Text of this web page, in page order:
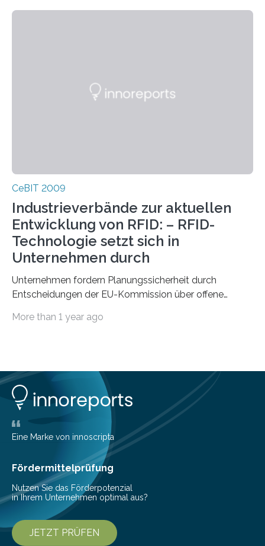
CeBIT 2009
Industrieverbände zur aktuellen
Entwicklung von RFID: – RFID-
Technologie setzt sich in
Unternehmen durch
Unternehmen fordern Planungssicherheit durch
Entscheidungen der EU-Kommission über offene
Unternehmen…
More than 1 year ago
Eine Marke von innoscripta
Fördermittelprüfung
Nutzen Sie das Förderpotenzial
in Ihrem Unternehmen optimal aus?
JETZT PRÜFEN